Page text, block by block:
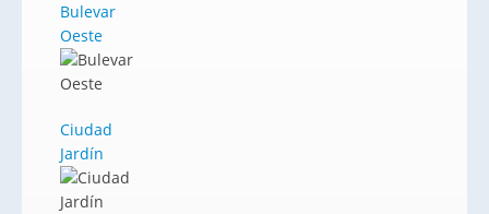
Bulevar
Oeste
Ciudad
Jardín